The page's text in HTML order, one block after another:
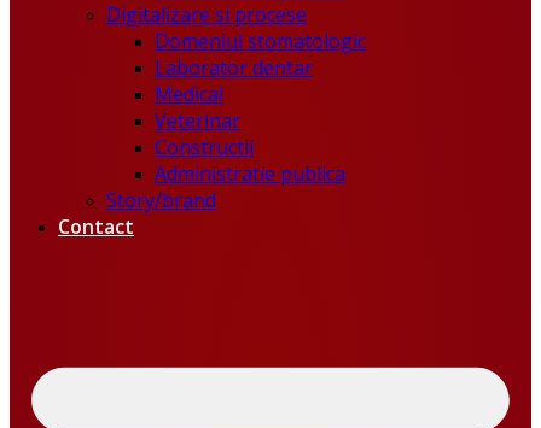
Digitalizare si procese
Domeniul stomatologic
Laborator dentar
Medical
Veterinar
Constructii
Administratie publica
Story/brand
Contact